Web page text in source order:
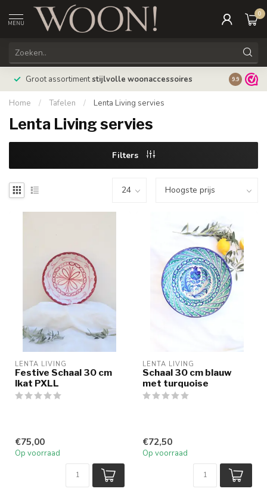
MENU
0
Groot assortimentstijlvolle woonaccessoires 9.9
Home / Tafelen / Lenta Living servies
Lenta Living servies
Filters
LENTA LIVING
Festive Schaal 30 cm
Ikat PXLL
€75,00
Op voorraad
LENTA LIVING
Schaal 30 cm blauw
met turquoise
€72,50
Op voorraad